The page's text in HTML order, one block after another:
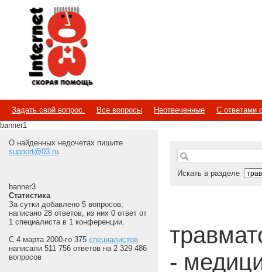
Internet
Скорая помощь
Задать свой вопрос. Все вопросы Неотвеченные
С ответами
banner1
О найденных недочетах пишите
support@03.ru.
banner3
Статистика
За сутки добавлено 5 вопросов,
написано 28 ответов, из них 0 ответ от
1 специалиста в 1 конференции.
С 4 марта 2000-го 375 специалистов
написали 511 756 ответов на 2 329 486
вопросов
Искать в разделе
-